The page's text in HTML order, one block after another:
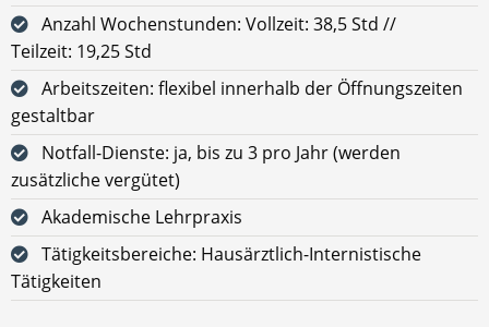
Anzahl Wochenstunden: Vollzeit: 38,5 Std //
Teilzeit: 19,25 Std
Arbeitszeiten: flexibel innerhalb der Öffnungszeiten
gestaltbar
Notfall-Dienste: ja, bis zu 3 pro Jahr (werden
zusätzliche vergütet)
Akademische Lehrpraxis
Tätigkeitsbereiche: Hausärztlich-Internistische
Tätigkeiten